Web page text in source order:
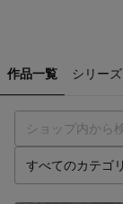
作品一覧 シリーズ